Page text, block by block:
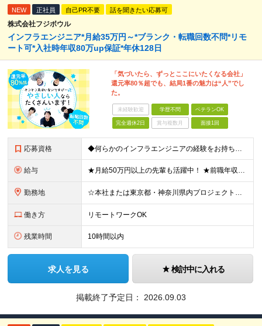
NEW 正社員 自己PR不要 話を聞きたい応募可
株式会社フジボウル
インフラエンジニア*月給35万円～*ブランク・転職回数不問*リモ
ート可*入社時年収80万up保証*年休128日
「気づいたら、ずっとここにいたくなる会社」
還元率80％超でも、結局1番の魅力は“人”でし
た。
未経験歓迎 学歴不問 ベテランOK
完全週休2日 賞与複数月 面接1回
応募資格 ◆何らかのインフラエンジニアの経験をお持ちの方 ┗設計・構築経験だけではなく、運用・保守経験があるという方も、お気軽にご応募ください！ ┗ブランク・転職回数は不問です！ ┗ネガティブな応募理由も歓迎で
給与 ★月給50万円以上の先輩も活躍中！ ★前職年収から80万円以上UP保証 月給35万円～ ※月給には固定残業代を含む(月20時間分/2万6000円～/超過分別途支給） ※残業がなくても上記支給(基本残
勤務地 ☆本社または東京都・神奈川県内プロジェクト先での勤務となります ☆リモートワークOKの案件も多数あります(応相談) ☆転居を伴う転勤はありません ☆九州地方、北陸地方、北海道からの転職者も多数在籍！/
働き方 リモートワークOK
残業時間 10時間以内
求人を見る 検討中に入れる
掲載終了予定日： 2026.09.03